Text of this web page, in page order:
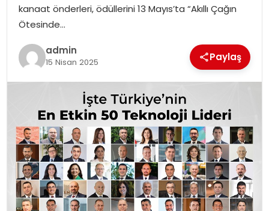
SOSYAL HABER
kanaat önderleri, ödüllerini 13 Mayıs’ta “Akıllı Çağın
Ötesinde…
admin
15 Nisan 2025 Paylaş